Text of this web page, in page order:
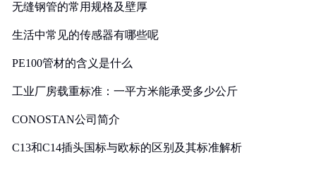
无缝钢管的常用规格及壁厚
生活中常见的传感器有哪些呢
PE100管材的含义是什么
工业厂房载重标准：一平方米能承受多少公斤
CONOSTAN公司简介
C13和C14插头国标与欧标的区别及其标准解析